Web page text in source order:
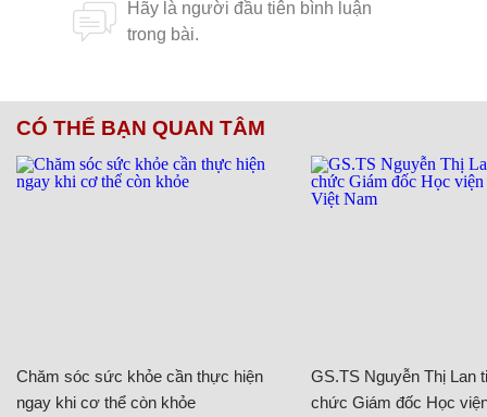
CÓ THỂ BẠN QUAN TÂM
Chăm sóc sức khỏe cần thực hiện
ngay khi cơ thể còn khỏe
GS.TS Nguyễn Thị Lan
chức Giám đốc Học